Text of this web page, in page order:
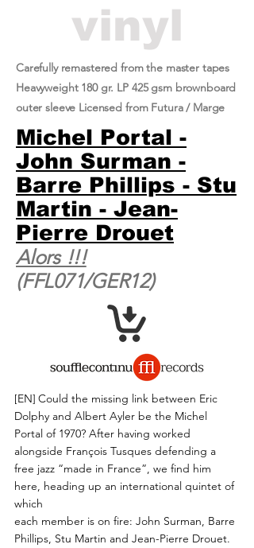
vinyl
Carefully remastered from the master tapes
Heavyweight 180 gr. LP 425 gsm brownboard
outer sleeve Licensed from Futura / Marge
Michel Portal -
John Surman -
Barre Phillips - Stu
Martin - Jean-
Pierre Drouet
Alors !​!​!
(FFL071/GER12)
[EN]Could the missing link between Eric
Dolphy and Albert Ayler be the Michel
Portal of 1970? After having worked
alongside François Tusques defending a
free jazz “made in France”, we find him
here, heading up an international quintet of
which
each member is on fire: John Surman, Barre
Phillips, Stu Martin and Jean-Pierre Drouet.